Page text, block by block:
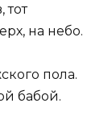
тот
на небо.
пола.
бабой.